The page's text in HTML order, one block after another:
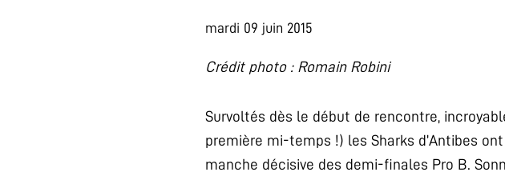
mardi 09 juin 2015
Crédit photo : Romain Robini
Survoltés dès le début de rencontre,
première mi-temps !) les Sharks d’Antibes
manche décisive des demi-finales Pro B.